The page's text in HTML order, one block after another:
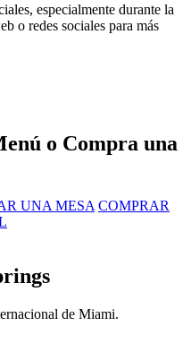
especialmente durante la
o redes sociales para más
o Compra una
UNA MESA COMPRAR
de Miami.